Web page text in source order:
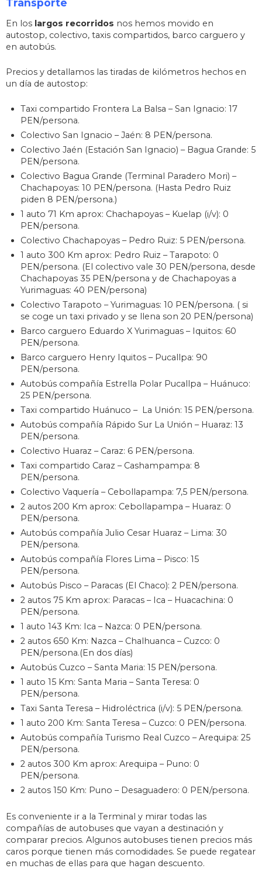
En los largos recorridos nos hemos movido en
autostop, colectivo, taxis compartidos, barco carguero y
en autobús.
Precios y detallamos las tiradas de kilómetros hechos en
un día de autostop:
Taxi compartido Frontera La Balsa – San Ignacio: 17
PEN/persona.
Colectivo San Ignacio – Jaén: 8 PEN/persona.
Colectivo Jaén (Estación San Ignacio) – Bagua Grande: 5
PEN/persona.
Colectivo Bagua Grande (Terminal Paradero Mori) –
Chachapoyas: 10 PEN/persona. (Hasta Pedro Ruiz
piden 8 PEN/persona.)
1 auto 71 Km aprox: Chachapoyas – Kuelap (i/v): 0
PEN/persona.
Colectivo Chachapoyas – Pedro Ruiz: 5 PEN/persona.
1 auto 300 Km aprox: Pedro Ruiz – Tarapoto: 0
PEN/persona. (El colectivo vale 30 PEN/persona, desde
Chachapoyas 35 PEN/persona y de Chachapoyas a
Yurimaguas: 40 PEN/persona)
Colectivo Tarapoto – Yurimaguas: 10 PEN/persona. ( si
se coge un taxi privado y se llena son 20 PEN/persona)
Barco carguero Eduardo X Yurimaguas – Iquitos: 60
PEN/persona.
Barco carguero Henry Iquitos – Pucallpa: 90
PEN/persona.
Autobús compañía Estrella Polar Pucallpa – Huánuco:
25 PEN/persona.
Taxi compartido Huánuco – La Unión: 15 PEN/persona.
Autobús compañía Rápido Sur La Unión – Huaraz: 13
PEN/persona.
Colectivo Huaraz – Caraz: 6 PEN/persona.
Taxi compartido Caraz – Cashampampa: 8
PEN/persona.
Colectivo Vaquería – Cebollapampa: 7,5 PEN/persona.
2 autos 200 Km aprox: Cebollapampa – Huaraz: 0
PEN/persona.
Autobús compañía Julio Cesar Huaraz – Lima: 30
PEN/persona.
Autobús compañía Flores Lima – Pisco: 15
PEN/persona.
Autobús Pisco – Paracas (El Chaco): 2 PEN/persona.
2 autos 75 Km aprox: Paracas – Ica – Huacachina: 0
PEN/persona.
1 auto 143 Km: Ica – Nazca: 0 PEN/persona.
2 autos 650 Km: Nazca – Chalhuanca – Cuzco: 0
PEN/persona.(En dos días)
Autobús Cuzco – Santa Maria: 15 PEN/persona.
1 auto 15 Km: Santa Maria – Santa Teresa: 0
PEN/persona.
Taxi Santa Teresa – Hidroléctrica (i/v): 5 PEN/persona.
1 auto 200 Km: Santa Teresa – Cuzco: 0 PEN/persona.
Autobús compañía Turismo Real Cuzco – Arequipa: 25
PEN/persona.
2 autos 300 Km aprox: Arequipa – Puno: 0
PEN/persona.
2 autos 150 Km: Puno – Desaguadero: 0 PEN/persona.
Es conveniente ir a la Terminal y mirar todas las
compañías de autobuses que vayan a destinación y
comparar precios. Algunos autobuses tienen precios más
caros porque tienen más comodidades. Se puede regatear
en muchas de ellas para que hagan descuento.